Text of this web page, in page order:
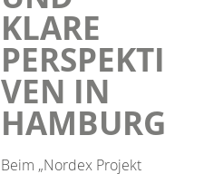
KLARE
PERSPEKTI
VEN IN
HAMBURG
Beim „Nordex Projekt